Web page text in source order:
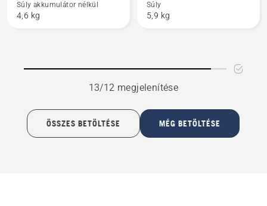
termékről
Súly akkumulátor nélkül
4,6 kg
termékről
Súly
5,9 kg
13/12 megjelenítése
ÖSSZES BETÖLTÉSE MÉG BETÖLTÉSE